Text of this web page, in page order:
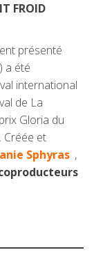
FROID
présenté
a été
international
de La
Gloria du
Créée et
Sphyras ,